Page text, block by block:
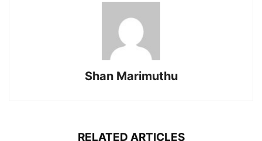
Shan Marimuthu
RELATED ARTICLES